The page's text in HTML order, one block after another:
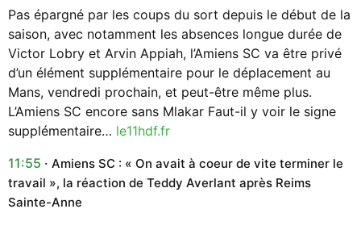
Pas épargné par les coups du sort depuis le début de la
saison, avec notamment les absences longue durée de
Victor Lobry et Arvin Appiah, l’Amiens SC va être privé
d’un élément supplémentaire pour le déplacement au
Mans, vendredi prochain, et peut-être même plus.
L’Amiens SC encore sans Mlakar Faut-il y voir le signe
supplémentaire… le11hdf.fr
11:55
Amiens SC : « On avait à coeur de vite terminer le
travail », la réaction de Teddy Averlant après Reims
Sainte-Anne